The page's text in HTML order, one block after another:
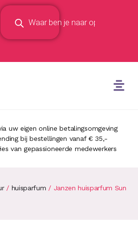
uw eigen online betalingsomgeving
bij bestellingen vanaf € 35,-
van gepassioneerde medewerkers
/ huisparfum / Janzen huisparfum Sun